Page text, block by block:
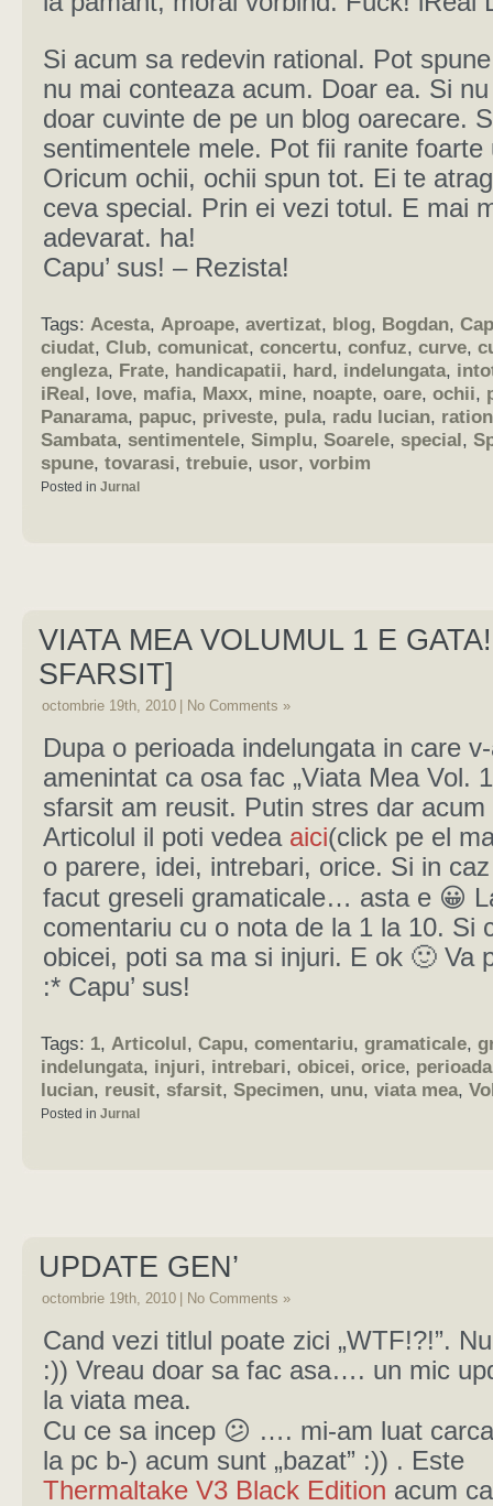
Si acum sa redevin rational. Pot
nu mai conteaza acum. Doar ea. Si
doar cuvinte de pe un blog oarecare.
sentimentele mele. Pot fii ranite foarte
Oricum ochii, ochii spun tot. Ei te
ceva special. Prin ei vezi totul. E mai
adevarat. ha!
Capu’ sus! – Rezista!
Tags: Acesta, Aproape, avertizat, blog, Bogdan,
ciudat, Club, comunicat, concertu, confuz, curve,
engleza, Frate, handicapatii, hard, indelungata,
iReal, love, mafia, Maxx, mine, noapte, oare, ochii,
Panarama, papuc, priveste, pula, radu lucian,
Sambata, sentimentele, Simplu, Soarele, special,
spune, tovarasi, trebuie, usor, vorbim
Posted in Jurnal
VIATA MEA VOLUMUL 1 E
SFARSIT]
octombrie 19th, 2010 No Comments »
Dupa o perioada indelungata in care
amenintat ca osa fac „Viata Mea Vol.
sfarsit am reusit. Putin stres dar acum
Articolul il poti vedea aici(click pe el
o parere, idei, intrebari, orice. Si in
facut greseli gramaticale… asta e 😀
comentariu cu o nota de la 1 la 10. Si
obicei, poti sa ma si injuri. E ok 🙂 Va
:* Capu’ sus!
Tags: 1, Articolul, Capu, comentariu, gramaticale,
indelungata, injuri, intrebari, obicei, orice, perioada
lucian, reusit, sfarsit, Specimen, unu, viata mea,
Posted in Jurnal
UPDATE GEN’
octombrie 19th, 2010 No Comments »
Cand vezi titlul poate zici „WTF!?!”.
:)) Vreau doar sa fac asa…. un mic
la viata mea.
Cu ce sa incep 😕 …. mi-am luat
la pc b-) acum sunt „bazat” :)) . Este
Thermaltake V3 Black Edition acum